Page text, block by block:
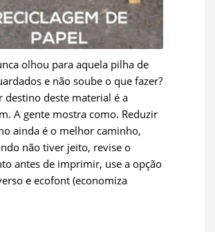
olhou para aquela pilha de
e não soube o que fazer?
destino deste material é a
A gente mostra como. Reduzir
ainda é o melhor caminho,
não tiver jeito, revise o
antes de imprimir, use a opção
e ecofont (economiza